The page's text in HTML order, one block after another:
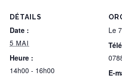
DÉTAILS
Date :
5 MAI
Heure :
14h00 - 16h00
Le
E-